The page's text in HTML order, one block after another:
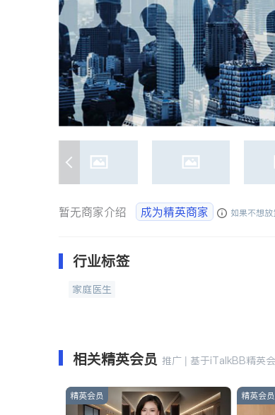
暂无商家介绍 成为精英商家 如果不想
行业标签
家庭医生
相关精英会员 推广 | 基于iTalkBB精英
精英会员 精英会员